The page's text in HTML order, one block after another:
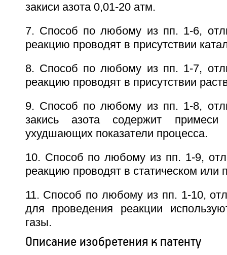
закиси азота 0,01-20 атм.
7. Способ по любому из пп. 1-6,
реакцию проводят в присутствии
8. Способ по любому из пп. 1-7,
реакцию проводят в присутствии
9. Способ по любому из пп. 1-8,
закись азота содержит
ухудшающих показатели процесса.
10. Способ по любому из пп. 1-9,
реакцию проводят в статическом или
11. Способ по любому из пп. 1-10,
для проведения реакции
газы.
Описание изобретения к патенту